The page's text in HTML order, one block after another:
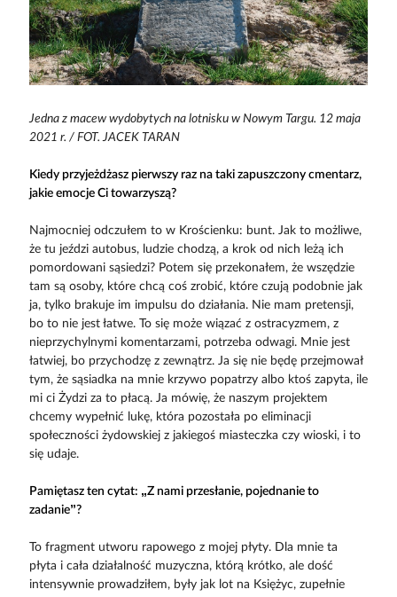
Jedna z macew wydobytych na lotnisku w Nowym Targu. 12 maja
2021 r. / FOT. JACEK TARAN
Kiedy przyjeżdżasz pierwszy raz na taki zapuszczony cmentarz,
jakie emocje Ci towarzyszą?
Najmocniej odczułem to w Kroś­cienku: bunt. Jak to możliwe,
że tu jeździ autobus, ludzie chodzą, a krok od nich leżą ich
pomordowani sąsiedzi? Potem się przekonałem, że wszędzie
tam są osoby, które chcą coś zrobić, które czują podobnie jak
ja, tylko brakuje im impulsu do działania. Nie mam pretensji,
bo to nie jest łatwe. To się może wiązać z ostracyzmem, z
nieprzychylnymi komentarzami, potrzeba odwagi. Mnie jest
łatwiej, bo przychodzę z zewnątrz. Ja się nie będę przejmował
tym, że sąsiadka na mnie krzywo popatrzy albo ktoś zapyta, ile
mi ci Żydzi za to płacą. Ja mówię, że naszym projektem
chcemy wypełnić lukę, która pozostała po eliminacji
społeczności żydowskiej z jakiegoś miasteczka czy wioski, i to
się udaje.
Pamiętasz ten cytat: „Z nami przes­łanie, pojednanie to
zadanie”?
To fragment utworu rapowego z mojej płyty. Dla mnie ta
płyta i cała działalność muzyczna, którą krótko, ale dość
intensywnie prowadziłem, były jak lot na Księżyc, zupełnie